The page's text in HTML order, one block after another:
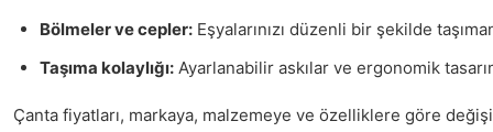
Bölmeler ve cepler: Eşyalarınızı düzenli bir şekilde
Taşıma kolaylığı: Ayarlanabilir askılar ve ergonomik
Çanta fiyatları, markaya, malzemeye ve özelliklere göre